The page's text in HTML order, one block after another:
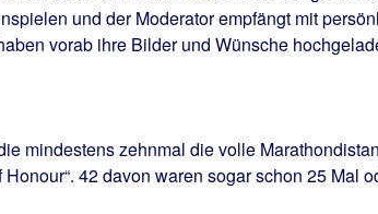
und der Moderator empfängt mit
vorab ihre Bilder und Wünsche
mindestens zehnmal die volle
42 davon waren sogar schon 25 Mal